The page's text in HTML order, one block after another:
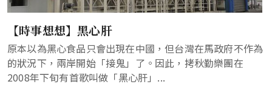
【時事想想】黑心肝
原本以為黑心食品只會出現在中國，但台灣在馬政府不作為
的狀況下，兩岸開始「接鬼」了。因此，拷秋勤樂團在
2008年下旬有首歌叫做「黑心肝」...